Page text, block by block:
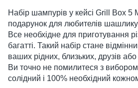
Набір шампурів у кейсі Grill Box 5
подарунок для любителів
Все необхідне для приготування
багатті. Такий набір стане
ваших рідних, близьких, друзів або
Ви точно не помилитеся з
солідний і 100% необхідний